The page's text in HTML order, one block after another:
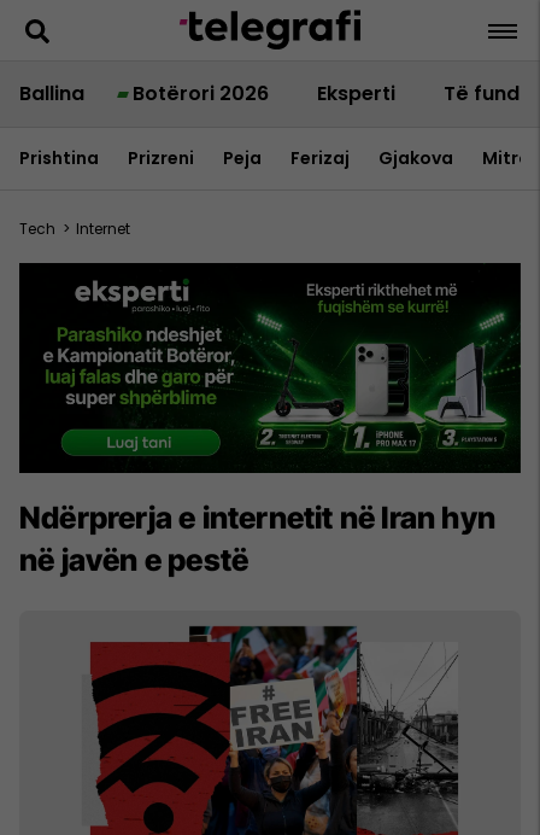
Ballina Botërori 2026 Eksperti Të fundit
Prishtina Prizreni Peja Ferizaj Gjakova
Tech > Internet
Ndërprerja e internetit në Iran hyn
në javën e pestë